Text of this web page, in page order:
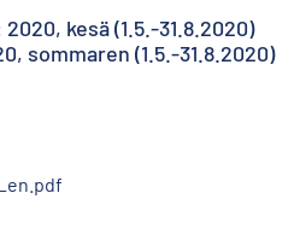
kesä (1.5.-31.8.2020)
sommaren (1.5.-31.8.2020)